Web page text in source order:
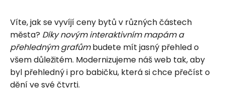
Víte, jak se vyvíjí ceny bytů v různých částech
města? Díky novým interaktivním mapám a
přehledným grafůmbudete mít jasný přehled o
všem důležitém. Modernizujeme náš web tak, aby
byl přehledný i pro babičku, která si chce přečíst o
dění ve své čtvrti.